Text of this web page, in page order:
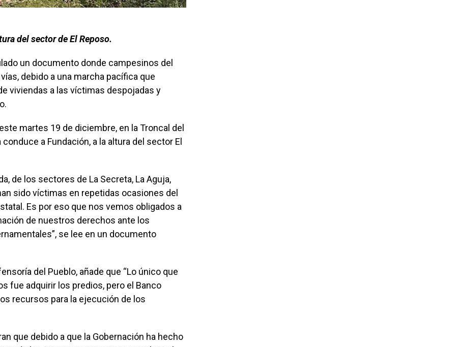
del sector de El Reposo.
un documento donde campesinos del
debido a una marcha pacífica que
viviendas a las víctimas despojadas y
martes 19 de diciembre, en la Troncal del
a Fundación, a la altura del sector El
de los sectores de La Secreta, La Aguja,
sido víctimas en repetidas ocasiones del
Es por eso que nos vemos obligados a
de nuestros derechos ante los
se lee en un documento
del Pueblo, añade que “Lo único que
fue adquirir los predios, pero el Banco
recursos para la ejecución de los
que debido a que la Gobernación ha hecho